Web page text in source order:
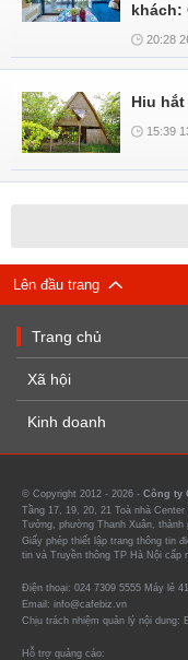
khách:
20:28
Hiu
15:39
Lên đầu trang
Trang chủ
Xã hội
Kinh doanh
© Copyright 2012 - 2026 - Công ty
Tầng 17, 19, 20, 21 Toà nhà
Tưởng, phường Thanh Xuân, thành
Giấy phép thiết lập trang thông tin
tin và Truyền thông TP Hà Nội cấp
Điện thoại: 024 7309 5555 Máy lẻ
Email: info@cafebiz.vn
Chịu trách nhiệm quản lý nội dung:
Hỗ trợ quảng cáo: